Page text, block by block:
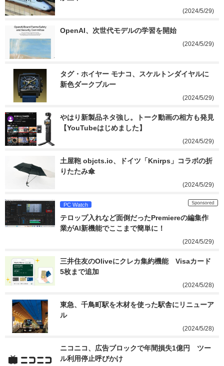
(2024/5/29)
OpenAI、次世代モデルの学習を開始
(2024/5/29)
タグ・ホイヤー モナコ、スケルトンダイヤルに
新色ダークブルー
(2024/5/29)
やはり新製品ネタ強し。トーク動画の相方も発見
【YouTubeはじめました】
(2024/5/29)
土屋鞄 objcts.io、ドイツ「Knirps」コラボの折
りたたみ傘
(2024/5/29)
PC Watch
テロップ入れなど面倒だったPremiereの編集作
業がAI新機能でここまで簡単に！
(2024/5/29)
三井住友のOliveにクレカ集約機能　Visaカード
5枚まで追加
(2024/5/28)
東急、千鳥町駅を木材を使った駅舎にリニューア
ル
(2024/5/28)
ニコニコ、広告ブロックで年間損失1億円　ツー
ル利用停止呼びかけ